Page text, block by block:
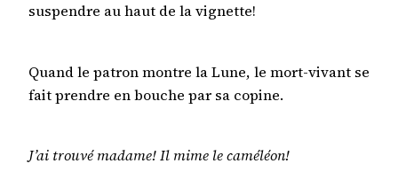
suspendre au haut de la vignette!
Quand le patron montre la Lune, le mort-vivant se
fait prendre en bouche par sa copine.
J’ai trouvé madame! Il mime le caméléon!